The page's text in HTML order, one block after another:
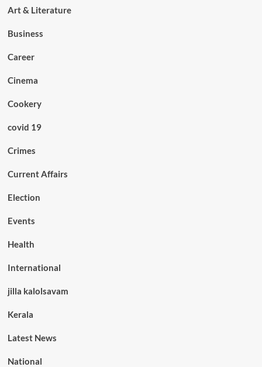
Art & Literature
Business
Career
Cinema
Cookery
covid 19
Crimes
Current Affairs
Election
Events
Health
International
jilla kalolsavam
Kerala
Latest News
National